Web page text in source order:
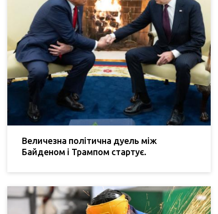
Величезна політична дуель між
Байденом і Трампом стартує.